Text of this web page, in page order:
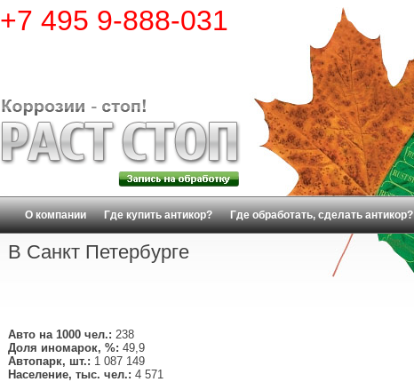
О компании Где купить антикор? Где обработать, сделать антикор?
+7 495 9-888-031
В Санкт Петербурге
Авто на 1000 чел.: 238
Доля иномарок, %: 49,9
Автопарк, шт.: 1 087 149
Население, тыс. чел.: 4 571